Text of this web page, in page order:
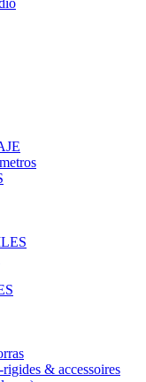
& accessoires